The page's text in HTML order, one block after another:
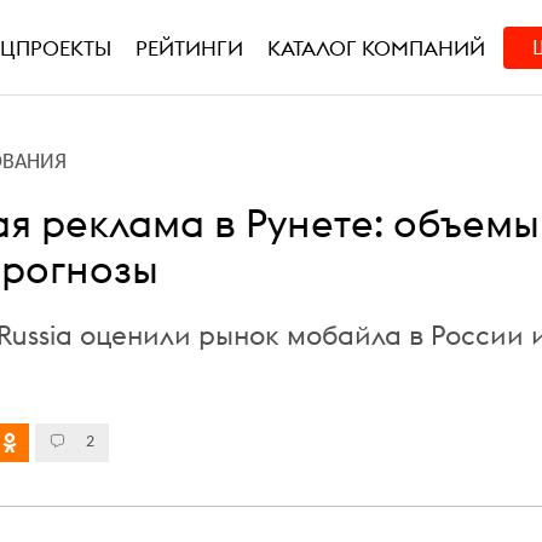
РЕЙТИНГИ КАТАЛОГ КОМПАНИЙ
реклама в Рунете: объемы
оценили рынок мобайла в России
2